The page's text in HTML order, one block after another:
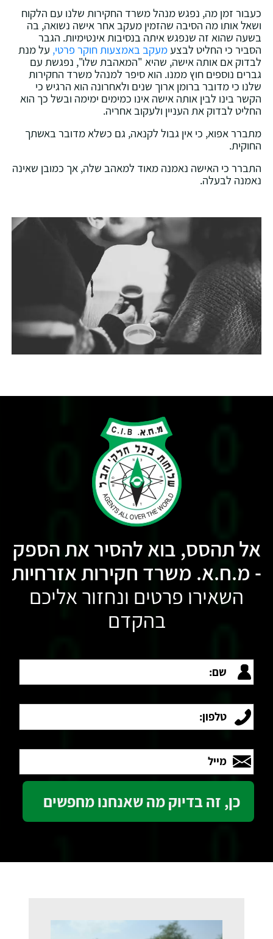
כעבור זמן מה, נפגש מנהל משרד החקירות שלנו עם הלקוח
ושאל אותו מה הסיבה שהזמין מעקב אחר אישה נשואה, בה
בשעה שהוא זה שנפגש איתה בנסיבות אינטימיות. הגבר
הסביר כי החליט לבצעמעקב באמצעות חוקר פרטי, על מנת
לבדוק אם אותה אישה, שהיא "המאהבת שלו", נפגשת עם
גברים נוספים חוץ ממנו. הוא סיפר למנהל משרד החקירות
שלנו כי מדובר ברומן ארוך שנים ולאחרונה הוא הרגיש כי
הקשר בינו לבין אותה אישה אינו כמימים ימימה ובשל כך הוא
החליט לבדוק את העניין ולעקוב אחריה.
מתברר אפוא, כי אין גבול לקנאה, גם כשלא מדובר באשתך
החוקית.
התברר כי האישה נאמנה מאוד למאהב שלה, אך כמובן שאינה
נאמנה לבעלה.
אל תהסס, בוא להסיר את הספק
- מ.ח.א. משרד חקירות אזרחיות
השאירו פרטים ונחזור אליכם
בהקדם
שם:
טלפון:
מייל